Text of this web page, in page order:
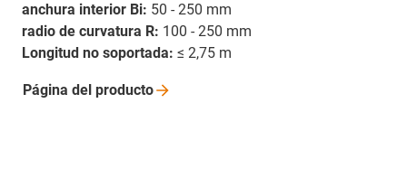
anchura interior Bi: 50 - 250 mm
radio de curvatura R: 100 - 250 mm
Longitud no soportada: ≤ 2,75 m
Página del producto